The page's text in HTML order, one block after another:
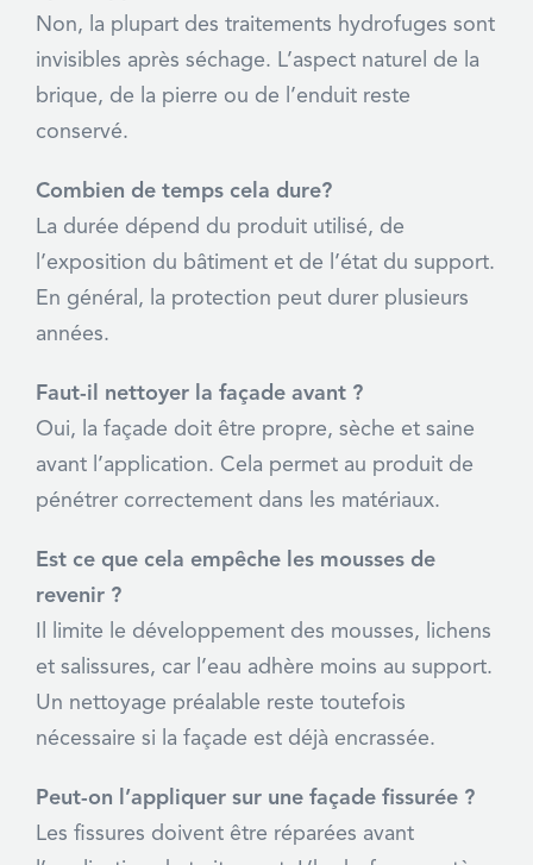
Non, la plupart des traitements hydrofuges sont
invisibles après séchage. L’aspect naturel de la
brique, de la pierre ou de l’enduit reste
conservé.
Combien de temps cela dure?
La durée dépend du produit utilisé, de
l’exposition du bâtiment et de l’état du support.
En général, la protection peut durer plusieurs
années.
Faut-il nettoyer la façade avant ?
Oui, la façade doit être propre, sèche et saine
avant l’application. Cela permet au produit de
pénétrer correctement dans les matériaux.
Est ce que cela empêche les mousses de
revenir ?
Il limite le développement des mousses, lichens
et salissures, car l’eau adhère moins au support.
Un nettoyage préalable reste toutefois
nécessaire si la façade est déjà encrassée.
Peut-on l’appliquer sur une façade fissurée ?
Les fissures doivent être réparées avant